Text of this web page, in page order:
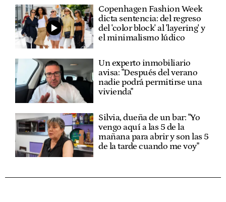
Copenhagen Fashion Week
dicta sentencia: del regreso
del 'color block' al 'layering' y
el minimalismo lúdico
Un experto inmobiliario
avisa: "Después del verano
nadie podrá permitirse una
vivienda"
Silvia, dueña de un bar: "Yo
vengo aquí a las 5 de la
mañana para abrir y son las 5
de la tarde cuando me voy"